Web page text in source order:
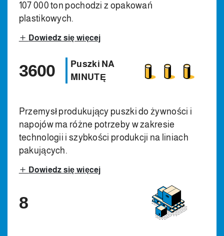
107 000 ton pochodzi z opakowań
plastikowych.
Dowiedz się więcej
3600
Puszki NA
MINUTĘ
Przemysł produkujący puszki do żywności i
napojów ma różne potrzeby w zakresie
technologii i szybkości produkcji na liniach
pakujących.
Dowiedz się więcej
8